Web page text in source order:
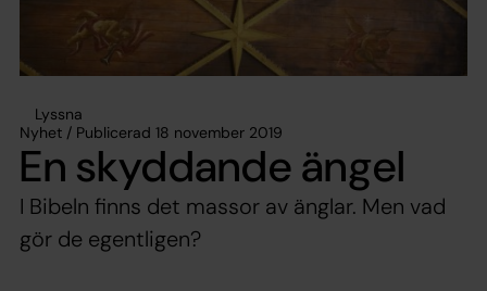
Lyssna
Nyhet / Publicerad 18 november 2019
En skyddande ängel
I Bibeln finns det massor av änglar. Men vad
gör de egentligen?